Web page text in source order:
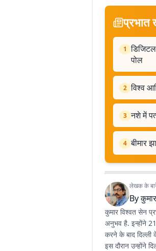
प्रभात
1
पोल
2 विश्व
3 नशे में
4 बीमार
लेखक के
By
कुमार विश्वत सेन
अनुभव है. इन्होंने
करने के बाद दिल्ली
इस दौरान उन्होंने